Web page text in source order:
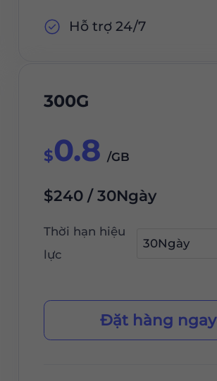
Hỗ trợ 24/7
300G
$0.8 /GB
$240 / 30Ngày
Thời hạn hiệu
lực
Đặt hàng ngay